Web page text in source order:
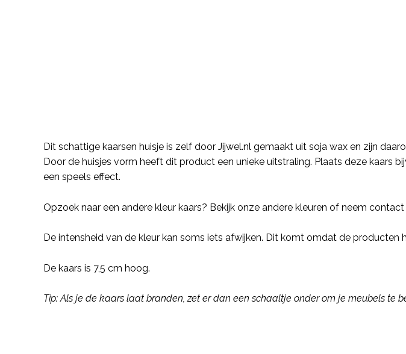
Dit schattige kaarsen huisje is zelf door Jijwel.nl gemaakt uit soja wax en zijn
Door de huisjes vorm heeft dit product een unieke uitstraling. Plaats deze kaars
een speels effect.
Opzoek naar een andere kleur kaars? Bekijk onze andere kleuren of neem
De intensheid van de kleur kan soms iets afwijken. Dit komt omdat de producten
De kaars is 7,5 cm hoog.
Tip: Als je de kaars laat branden, zet er dan een schaaltje onder om je meubels te